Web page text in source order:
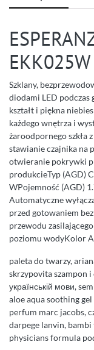
EKK025W
Szklany,
diodami LED podczas
kształt i piękna
każdego wnętrza i
żaroodpornego szkła
stawianie czajnika na
otwieranie pokrywki
produkcieTyp (AGD)
WPojemność (AGD)
Automatyczne
przed gotowaniem
przewodu
poziomu wodyKolor
paleta do twarzy,
skrzypovita szampon
українській мови,
aloe aqua soothing
perfum marc jacobs,
darpege lanvin,
physicians formula